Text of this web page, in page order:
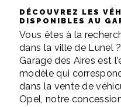
DÉCOUVREZ LES
DISPONIBLES AU
Vous êtes à la
dans la ville de Lunel
Garage des Aires est
modèle qui
dans la vente de
Opel, notre